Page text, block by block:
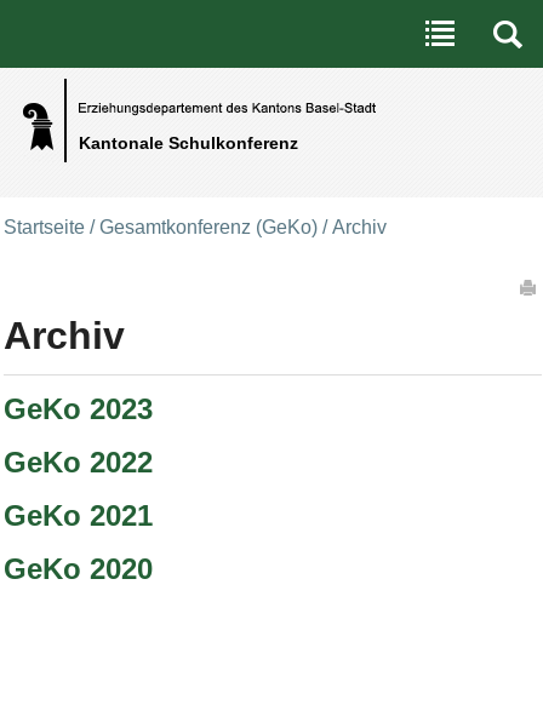
Kantonale Schulkonferenz
Benutzerspezifische Werkzeuge
Direkt zum Inhalt|Direkt zur Navigation
Startseite /Gesamtkonferenz (GeKo) /Archiv
Archiv
GeKo 2023
GeKo 2022
GeKo 2021
GeKo 2020